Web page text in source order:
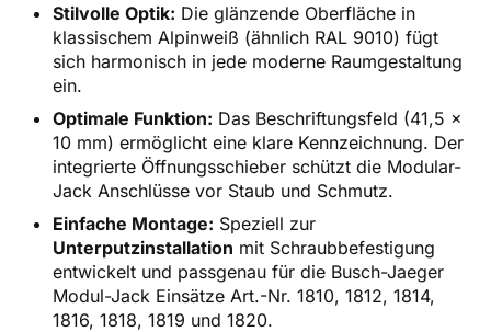
Stilvolle Optik: Die glänzende Oberfläche in
klassischem Alpinweiß (ähnlich RAL 9010) fügt
sich harmonisch in jede moderne Raumgestaltung
ein.
Optimale Funktion: Das Beschriftungsfeld (41,5 x
10 mm) ermöglicht eine klare Kennzeichnung. Der
integrierte Öffnungsschieber schützt die Modular-
Jack Anschlüsse vor Staub und Schmutz.
Einfache Montage: Speziell zur
Unterputzinstallation mit Schraubbefestigung
entwickelt und passgenau für die Busch-Jaeger
Modul-Jack Einsätze Art.-Nr. 1810, 1812, 1814,
1816, 1818, 1819 und 1820.